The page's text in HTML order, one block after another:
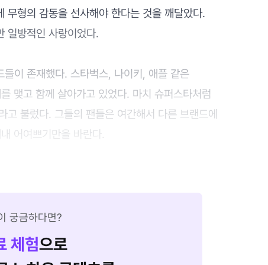
무형의 감동을 선사해야 한다는 것을 깨달았다.
일방적인 사랑이었다.
이 존재했다. 스타벅스, 나이키, 애플 같은
맺고 함께 살아가고 있었다. 마치 슈퍼스타처럼
불렀다. 그들의 팬들은 여간해서 다른 브랜드에
어여쁘기만을 바란다.
궁금하다면?
체험으로